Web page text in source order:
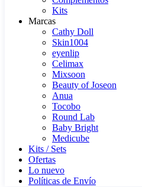
Kits
Marcas
Cathy Doll
Skin1004
eyenlip
Celimax
Mixsoon
Beauty of Joseon
Anua
Tocobo
Round Lab
Baby Bright
Medicube
Kits / Sets
Ofertas
Lo nuevo
Políticas de Envío